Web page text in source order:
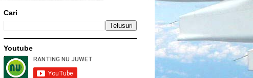
Cari
Youtube